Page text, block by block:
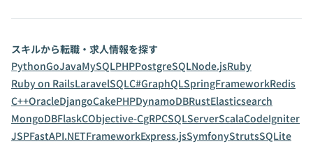
スキルから転職・求人情報を探す
PythonGoJavaMySQLPHPPostgreSQLNode.jsRuby
Ruby on RailsLaravelSQLC#GraphQLSpringFrameworkRedis
C++OracleDjangoCakePHPDynamoDBRustElasticsearch
MongoDBFlaskCObjective-CgRPCSQLServerScalaCodeIgniter
JSPFastAPI.NETFrameworkExpress.jsSymfonyStrutsSQLite